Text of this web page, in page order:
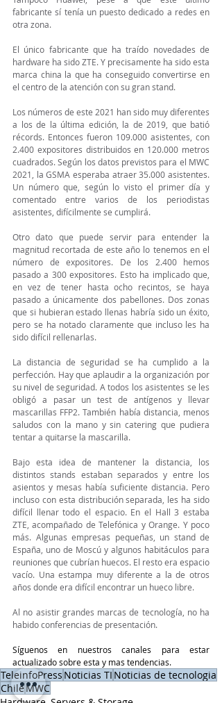
fabricante sí tenía un puesto dedicado a redes en
otra zona.
El único fabricante que ha traído novedades de
hardware ha sido ZTE. Y precisamente ha sido esta
marca china la que ha conseguido convertirse en
el centro de la atención con su gran stand.
Los números de este 2021 han sido muy diferentes
a los de la última edición, la de 2019, que batió
récords. Entonces fueron 109.000 asistentes, con
2.400 expositores distribuidos en 120.000 metros
cuadrados. Según los datos previstos para el MWC
2021, la GSMA esperaba atraer 35.000 asistentes.
Un número que, según lo visto el primer día y
comentado entre varios de los periodistas
asistentes, difícilmente se cumplirá.
Otro dato que puede servir para entender la
magnitud recortada de este año lo tenemos en el
número de expositores. De los 2.400 hemos
pasado a 300 expositores. Esto ha implicado que,
en vez de tener hasta ocho recintos, se haya
pasado a únicamente dos pabellones. Dos zonas
que si hubieran estado llenas habría sido un éxito,
pero se ha notado claramente que incluso les ha
sido difícil rellenarlas.
La distancia de seguridad se ha cumplido a la
perfección. Hay que aplaudir a la organización por
su nivel de seguridad. A todos los asistentes se les
obligó a pasar un test de antígenos y llevar
mascarillas FFP2. También había distancia, menos
saludos con la mano y sin catering que pudiera
tentar a quitarse la mascarilla.
Bajo esta idea de mantener la distancia, los
distintos stands estaban separados y entre los
asientos y mesas había suficiente distancia. Pero
incluso con esta distribución separada, les ha sido
difícil llenar todo el espacio. En el Hall 3 estaba
ZTE, acompañado de Telefónica y Orange. Y poco
más. Algunas empresas pequeñas, un stand de
España, uno de Moscú y algunos habitáculos para
reuniones que cubrían huecos. El resto era espacio
vacío. Una estampa muy diferente a la de otros
años donde era difícil encontrar un hueco libre.
Al no asistir grandes marcas de tecnología, no ha
habido conferencias de presentación.
Síguenos en nuestros canales para estar
actualizado sobre esta y mas tendencias.
TeleinfoPress Noticias TI Noticias de tecnologia
ChileMWC